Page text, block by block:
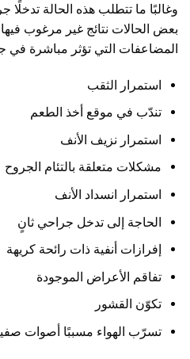
وغالبًا ما تتطلب هذه الحالة
بعض الحالات نتائج غير مرغوب فيها
المضاعفات التي تؤثر مباشرة في
استمرار الثقب
تندّب في موقع أخذ الطعم
استمرار نزيف الأنف
مشكلات متعلقة بالتئام الجروح
استمرار انسداد الأنف
الحاجة إلى تدخل جراحي ثانٍ
إفرازات أنفية ذات رائحة كريهة
تفاقم الأعراض الموجودة
تكوّن القشور
تسرّب الهواء مسببًا أصوات